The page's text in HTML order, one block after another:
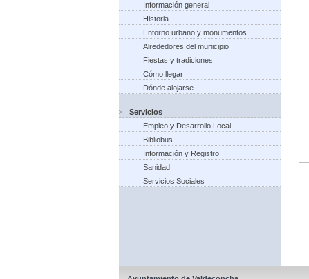
Información general
Historia
Entorno urbano y monumentos
Alrededores del municipio
Fiestas y tradiciones
Cómo llegar
Dónde alojarse
Servicios
Empleo y Desarrollo Local
Bibliobus
Información y Registro
Sanidad
Servicios Sociales